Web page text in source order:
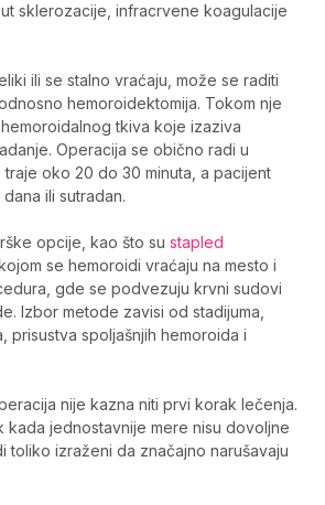
sklerozacije, infracrvene koagulacije
ili se stalno vraćaju, može se raditi
hemoroidektomija. Tokom nje
tkiva koje izaziva
Operacija se obično radi u
oko 20 do 30 minuta, a pacijent
ili sutradan.
opcije, kao što su stapled
kojom se hemoroidi vraćaju na mesto i
gde se podvezuju krvni sudovi
Izbor metode zavisi od stadijuma,
prisustva spoljašnjih hemoroida i
nije kazna niti prvi korak lečenja.
kada jednostavnije mere nisu dovoljne
toliko izraženi da značajno narušavaju